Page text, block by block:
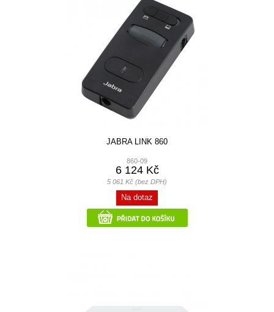
JABRA LINK 860
860-09
6 124 Kč
5 061 Kč (bez DPH)
Na dotaz